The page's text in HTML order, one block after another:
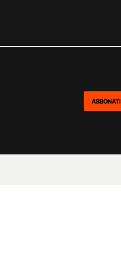
ABBONATI